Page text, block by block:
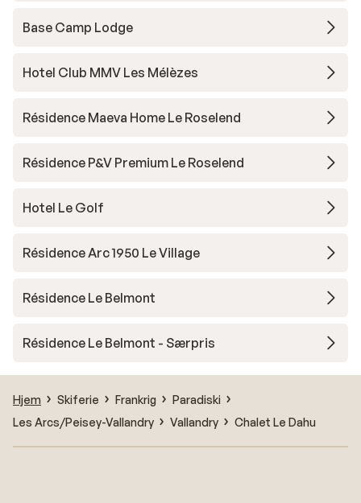
Base Camp Lodge
Hotel Club MMV Les Mélèzes
Résidence Maeva Home Le Roselend
Résidence P&V Premium Le Roselend
Hotel Le Golf
Résidence Arc 1950 Le Village
Résidence Le Belmont
Résidence Le Belmont - Særpris
Hjem Skiferie Frankrig
Paradiski
Les Arcs/Peisey-Vallandry
Vallandry Chalet Le Dahu